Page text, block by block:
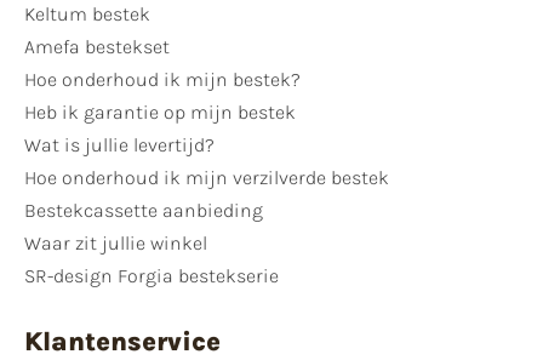
Keltum bestek
Amefa bestekset
Hoe onderhoud ik mijn bestek?
Heb ik garantie op mijn bestek
Wat is jullie levertijd?
Hoe onderhoud ik mijn verzilverde bestek
Bestekcassette aanbieding
Waar zit jullie winkel
SR-design Forgia bestekserie
Klantenservice